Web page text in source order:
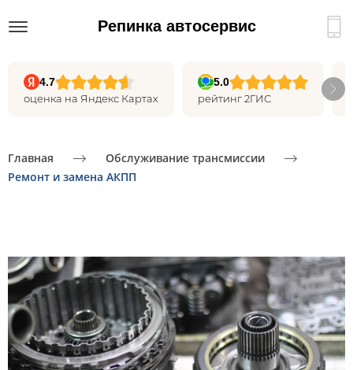
Репинка автосервис
4.7
оценка на Яндекс Картах
5.0
рейтинг 2ГИС
Главная
Обслуживание трансмиссии
Ремонт и замена АКПП